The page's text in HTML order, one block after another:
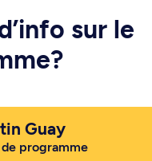
sur le
Guay
de programme